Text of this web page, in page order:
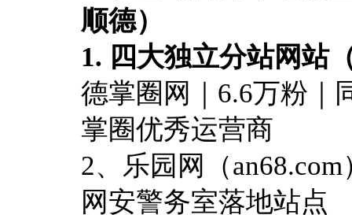
顺德）
1. 四大独立分站网站
德掌圈网｜6.6万粉｜
掌圈优秀运营商
2、乐园网（
网安警务室落地站点